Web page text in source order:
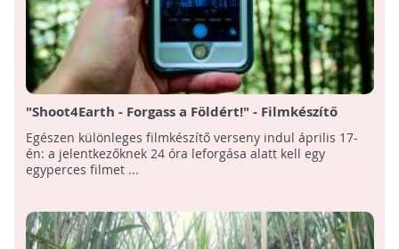
"Shoot4Earth - Forgass a Földért!" - Filmkészítő
maraton indul a környezettudatos gondokodásért
Egészen különleges filmkészítő verseny indul április 17-
én: a jelentkezőknek 24 óra leforgása alatt kell egy
egyperces filmet ...